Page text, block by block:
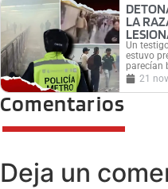
LA
Un
estuvo
parecían
21
Comentarios
Deja un